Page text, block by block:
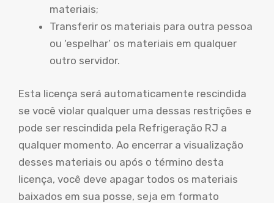
materiais;
Transferir os materiais para outra pessoa
ou ‘espelhar’ os materiais em qualquer
outro servidor.
Esta licença será automaticamente rescindida
se você violar qualquer uma dessas restrições e
pode ser rescindida pela Refrigeração RJ a
qualquer momento. Ao encerrar a visualização
desses materiais ou após o término desta
licença, você deve apagar todos os materiais
baixados em sua posse, seja em formato